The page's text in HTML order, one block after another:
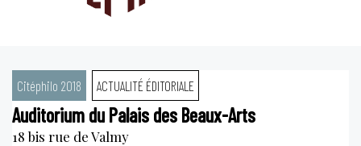
Citéphilo 2018 ACTUALITÉ ÉDITORIALE
Auditorium du Palais des Beaux-Arts
18 bis rue de Valmy